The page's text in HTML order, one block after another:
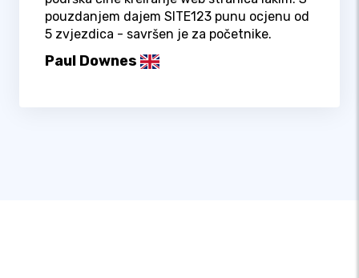
pouzdanjem dajem SITE123 punu ocjenu od
5 zvjezdica - savršen je za početnike.
Paul Downes